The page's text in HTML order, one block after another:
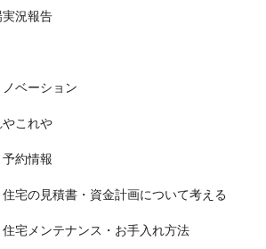
況報告
ベーション
これや
約情報
宅の見積書・資金計画について考える
宅メンテナンス・お手入れ方法